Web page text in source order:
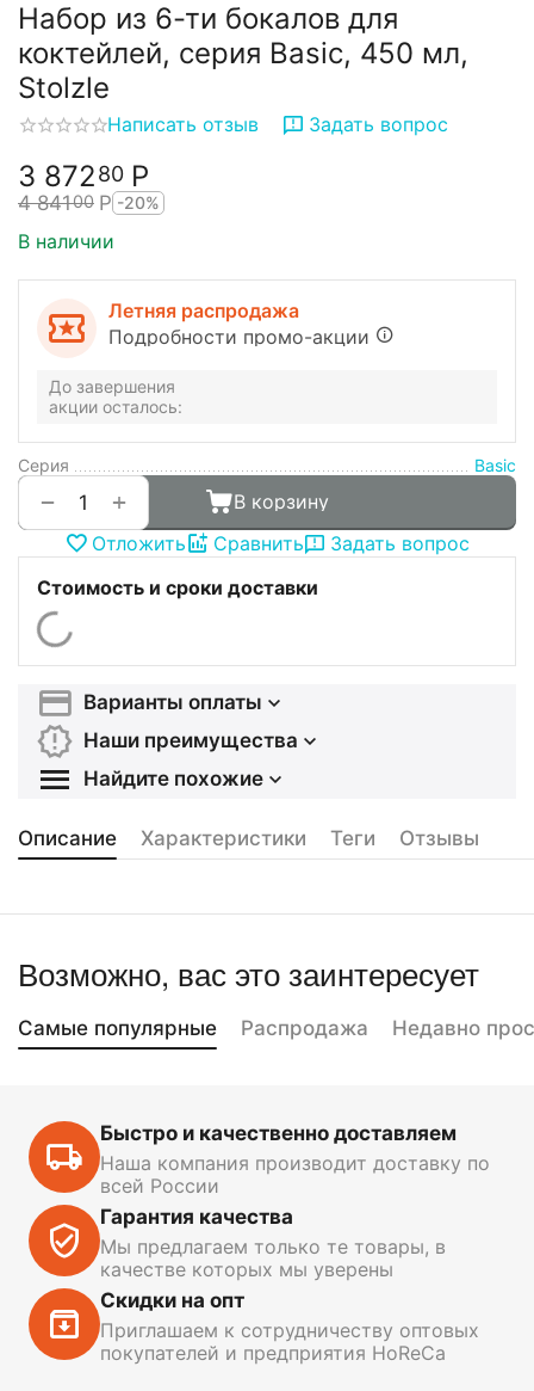
Набор из 6-ти бокалов для
коктейлей, серия Basic, 450 мл,
Stolzle
Написать отзыв Задать вопрос
3 87280 Р
4 84100 Р -20%
В наличии
Летняя распродажа
Подробности промо-акции
До завершения
акции осталось:
Серия Basic
+
−
В корзину
Отложить
Сравнить
Задать вопрос
Стоимость и сроки доставки
Варианты оплаты
Наши преимущества
Найдите похожие
Описание Характеристики Теги Отзывы
Возможно, вас это заинтересует
Самые популярные Распродажа Недавно
Быстро и качественно доставляем
Наша компания производит доставку по
всей России
Гарантия качества
Мы предлагаем только те товары, в
качестве которых мы уверены
Скидки на опт
Приглашаем к сотрудничеству оптовых
покупателей и предприятия HoReCa